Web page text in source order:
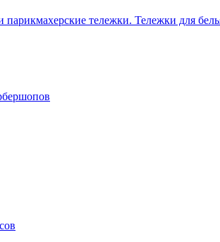
тележки. Тележки для